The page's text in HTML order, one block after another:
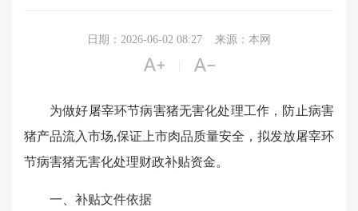
日期：2026-06-02 08:27 来源：本网
 
为做好屠宰环节病害猪无害化处理工作，防止病害
猪产品流入市场,保证上市肉品质量安全，拟发放屠宰环
节病害猪无害化处理财政补贴资金。
一、补贴文件依据